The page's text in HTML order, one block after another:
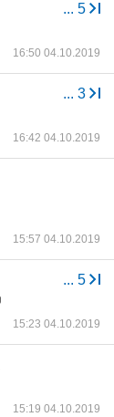
... 5
16:50 04.10.2019
... 3
16:42 04.10.2019
15:57 04.10.2019
... 5
15:23 04.10.2019
15:19 04.10.2019